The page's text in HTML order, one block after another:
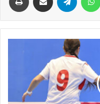
قرار گرفت. همچنین در سایر
اصفهان به مصاف هم رفتند و
صف‌آرایی کرد.
مقتدرانه مقابل کانی
حساس استان کرمان برابر
شهرداری سیرجان، به دنبال آن بودند تا بتوانند به 3 امتیاز دیدار خانگی